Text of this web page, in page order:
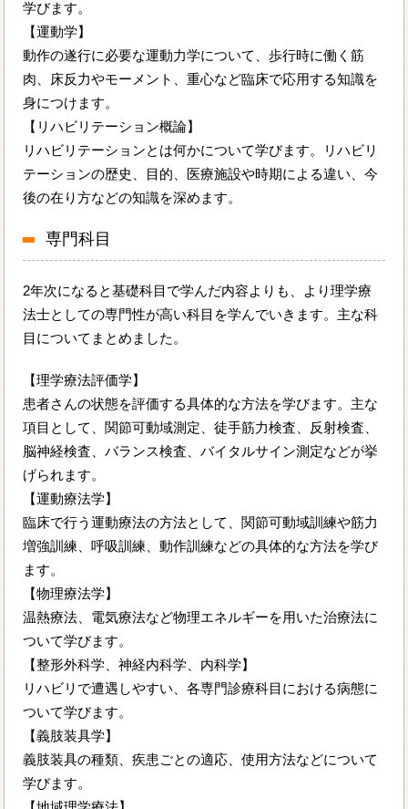
学びます。
【運動学】
動作の遂行に必要な運動力学について、歩行時に働く筋
肉、床反力やモーメント、重心など臨床で応用する知識を
身につけます。
【リハビリテーション概論】
リハビリテーションとは何かについて学びます。リハビリ
テーションの歴史、目的、医療施設や時期による違い、今
後の在り方などの知識を深めます。
専門科目
2年次になると基礎科目で学んだ内容よりも、より理学療
法士としての専門性が高い科目を学んでいきます。主な科
目についてまとめました。
【理学療法評価学】
患者さんの状態を評価する具体的な方法を学びます。主な
項目として、関節可動域測定、徒手筋力検査、反射検査、
脳神経検査、バランス検査、バイタルサイン測定などが挙
げられます。
【運動療法学】
臨床で行う運動療法の方法として、関節可動域訓練や筋力
増強訓練、呼吸訓練、動作訓練などの具体的な方法を学び
ます。
【物理療法学】
温熱療法、電気療法など物理エネルギーを用いた治療法に
ついて学びます。
【整形外科学、神経内科学、内科学】
リハビリで遭遇しやすい、各専門診療科目における病態に
ついて学びます。
【義肢装具学】
義肢装具の種類、疾患ごとの適応、使用方法などについて
学びます。